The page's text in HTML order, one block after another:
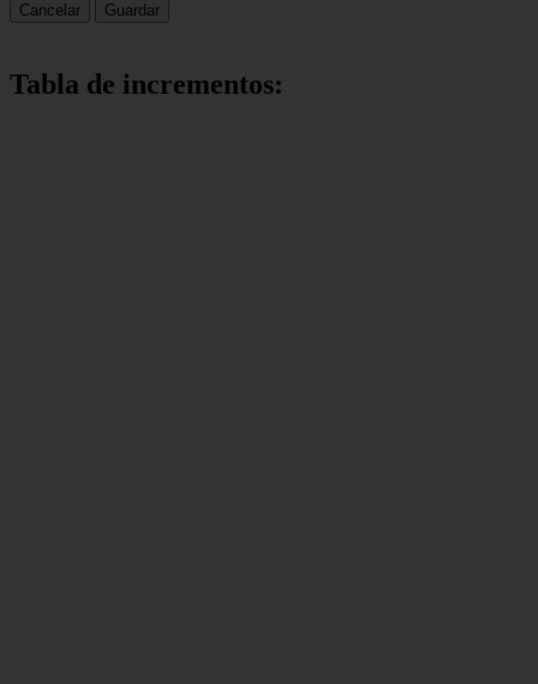
Cancelar Guardar
Tabla de incrementos: